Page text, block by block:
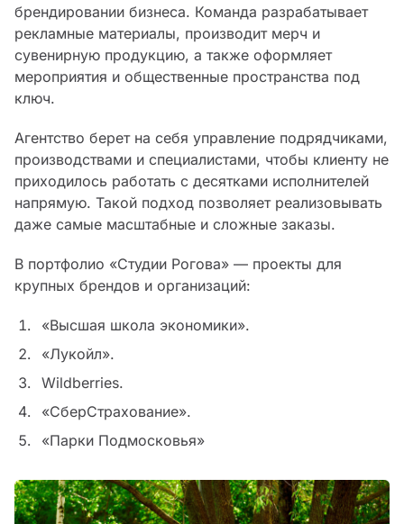
брендировании бизнеса. Команда разрабатывает
рекламные материалы, производит мерч и
сувенирную продукцию, а также оформляет
мероприятия и общественные пространства под
ключ.
Агентство берет на себя управление подрядчиками,
производствами и специалистами, чтобы клиенту не
приходилось работать с десятками исполнителей
напрямую. Такой подход позволяет реализовывать
даже самые масштабные и сложные заказы.
В портфолио «Студии Рогова» — проекты для
крупных брендов и организаций:
«Высшая школа экономики».
«Лукойл».
Wildberries.
«СберСтрахование».
«Парки Подмосковья»